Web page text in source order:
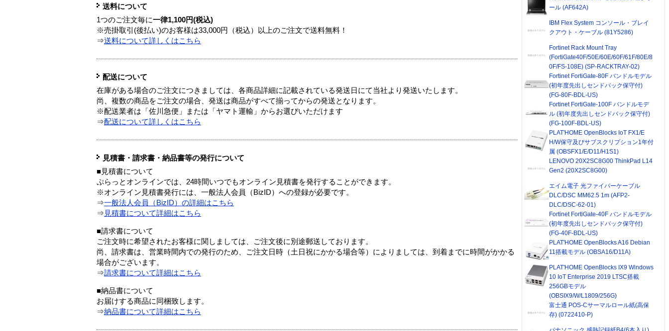
送料について
1つのご注文毎に一律1,100円(税込)
※売掛取引(後払い)のお客様は33,000円（税込）以上のご注文で送料無料！
⇒送料について詳しくはこちら
配送について
在庫がある場合のご注文につきましては、各商品詳細に記載されている発送日にて当社より発送いたします。
尚、複数の商品をご注文の場合、発送は商品がすべて揃ってからの発送となります。
※配送業者は「佐川急便」または「ヤマト運輸」からお選びいただけます
⇒配送について詳しくはこちら
見積書・請求書・納品書等の発行について
■見積書について
ぷらっとオンラインでは、24時間いつでもオンライン見積書を発行することができます。
※オンライン見積書発行には、一般法人会員（BizID）への登録が必要です。
⇒一般法人会員（BizID）の詳細はこちら
⇒ 見積書について詳細はこちら
■請求書について
ご注文時に希望されたお客様に関しましては、ご注文後に別途郵送しております。
尚、請求書は、営業時間内での発行のため、ご注文日時（土日祝にかかる場合等）によりましては、到着までに時間がかかる
場合がございます。
⇒請求書について詳細はこちら
■納品書について
お届けする商品に同梱致します。
⇒納品書について詳細はこちら
ール (AF642A)
IBM Flex System コンソール・ブレイ
クアウト・ケーブル (81Y5286)
Fortinet Rack Mount Tray
(FortiGate40F/50E/60E/60F/61F/80E/8
0F/FS-108E) (SP-RACKTRAY-02)
Fortinet FortiGate-80F バンドルモデル
(初年度先出しセンドバック保守付)
(FG-80F-BDL-US)
Fortinet FortiGate-100F バンドルモデ
ル (初年度先出しセンドバック保守付)
(FG-100F-BDL-US)
PLAT'HOME OpenBlocks IoT FX1/E
H/W保守及びサブスクリプション1年付
属 (OBSFX1/E/D11/H1S1)
LENOVO 20X2SC8G00 ThinkPad L14
Gen2 (20X2SC8G00)
エイム電子 光ファイバーケーブル
DLC/DSC MM62.5 1m (AFP2-
DLC/DSC-62-01)
Fortinet FortiGate-40F バンドルモデル
(初年度先出しセンドバック保守付)
(FG-40F-BDL-US)
PLAT'HOME OpenBlocks A16 Debian
11搭載モデル (OBSA16/D11A)
PLAT'HOME OpenBlocks IX9 Windows
10 IoT Enterprise 2019 LTSC搭載
256GBモデル
(OBSIX9/W/L1809/256G)
富士通 POS-Cサーマルロール紙(高保
存) (0722410-P)